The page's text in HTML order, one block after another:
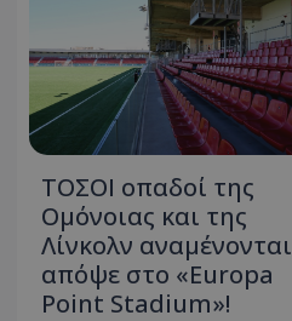
ΤΟΣΟΙ οπαδοί της
Ομόνοιας και της
Λίνκολν αναμένονται
απόψε στο «Europa
Point Stadium»!